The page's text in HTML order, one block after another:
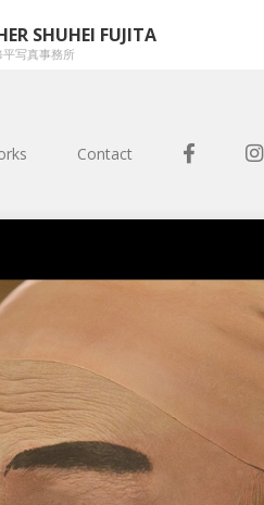
SHUHEI FUJITA
平写真事務所
Contact